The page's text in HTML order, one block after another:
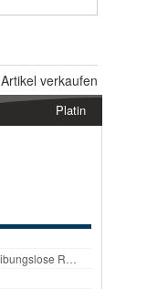
Artikel verkaufen
Platin